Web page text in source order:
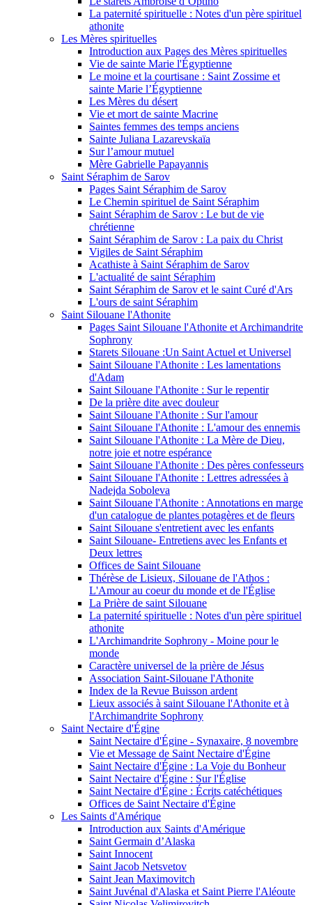
La paternité spirituelle : Notes d'un père spirituel
athonite
Les Mères spirituelles
Introduction aux Pages des Mères spirituelles
Vie de sainte Marie l'Égyptienne
Le moine et la courtisane : Saint Zossime et
sainte Marie l’Égyptienne
Les Mères du désert
Vie et mort de sainte Macrine
Saintes femmes des temps anciens
Sainte Juliana Lazarevskaïa
Sur l’amour mutuel
Mère Gabrielle Papayannis
Saint Séraphim de Sarov
Pages Saint Séraphim de Sarov
Le Chemin spirituel de Saint Séraphim
Saint Séraphim de Sarov : Le but de vie
chrétienne
Saint Séraphim de Sarov : La paix du Christ
Vigiles de Saint Séraphim
Acathiste à Saint Séraphim de Sarov
L'actualité de saint Séraphim
Saint Séraphim de Sarov et le saint Curé d'Ars
L'ours de saint Séraphim
Saint Silouane l'Athonite
Pages Saint Silouane l'Athonite et Archimandrite
Sophrony
Starets Silouane :Un Saint Actuel et Universel
Saint Silouane l'Athonite : Les lamentations
d'Adam
Saint Silouane l'Athonite : Sur le repentir
De la prière dite avec douleur
Saint Silouane l'Athonite : Sur l'amour
Saint Silouane l'Athonite : L'amour des ennemis
Saint Silouane l'Athonite : La Mère de Dieu,
notre joie et notre espérance
Saint Silouane l'Athonite : Des pères confesseurs
Saint Silouane l'Athonite : Lettres adressées à
Nadejda Soboleva
Saint Silouane l'Athonite : Annotations en marge
d'un catalogue de plantes potagères et de fleurs
Saint Silouane s'entretient avec les enfants
Saint Silouane- Entretiens avec les Enfants et
Deux lettres
Offices de Saint Silouane
Thérèse de Lisieux, Silouane de l'Athos :
L'Amour au coeur du monde et de l'Église
La Prière de saint Silouane
La paternité spirituelle : Notes d'un père spirituel
athonite
L'Archimandrite Sophrony - Moine pour le
monde
Caractère universel de la prière de Jésus
Association Saint-Silouane l'Athonite
Index de la Revue Buisson ardent
Lieux associés à saint Silouane l'Athonite et à
l'Archimandrite Sophrony
Saint Nectaire d'Égine
Saint Nectaire d'Égine - Synaxaire, 8 novembre
Vie et Message de Saint Nectaire d'Égine
Saint Nectaire d'Égine : La Voie du Bonheur
Saint Nectaire d'Égine : Sur l'Église
Saint Nectaire d'Égine : Écrits catéchétiques
Offices de Saint Nectaire d'Égine
Les Saints d'Amérique
Introduction aux Saints d'Amérique
Saint Germain d’Alaska
Saint Innocent
Saint Jacob Netsvetov
Saint Jean Maximovitch
Saint Juvénal d'Alaska et Saint Pierre l'Aléoute